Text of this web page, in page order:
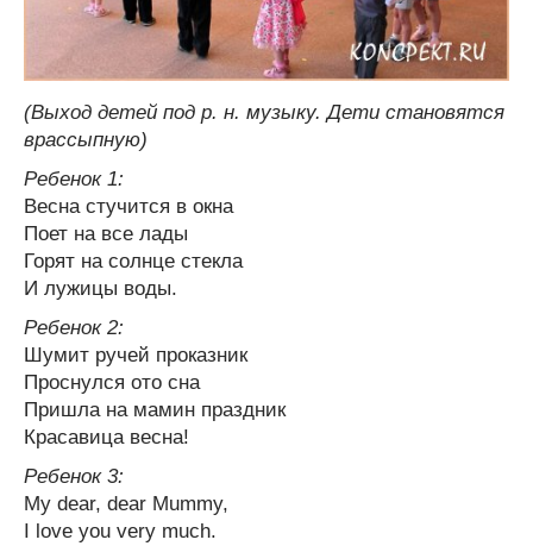
(Выход детей под р. н. музыку. Дети становятся
врассыпную)
Ребенок 1:
Весна стучится в окна
Поет на все лады
Горят на солнце стекла
И лужицы воды.
Ребенок 2:
Шумит ручей проказник
Проснулся ото сна
Пришла на мамин праздник
Красавица весна!
Ребенок 3:
My dear, dear Mummy,
I love you very much.